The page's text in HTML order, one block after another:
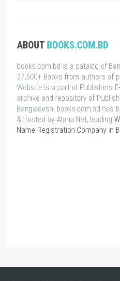
ABOUT BOOKS.COM.BD
books.com.bd is a catalog of
27,500+ Books from authors of
Website is a part of Publishers
archive and repository of
Bangladesh. books.com.bd has
& Hosted by Alpha Net, leading
Name Registration Company in